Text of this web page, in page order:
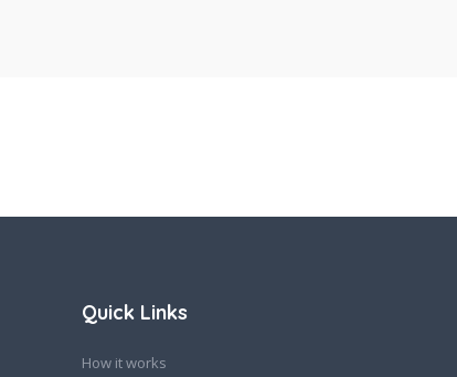
Quick Links
How it works